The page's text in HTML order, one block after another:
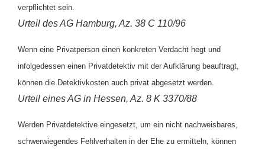
verpflichtet sein.
Urteil des AG Hamburg, Az. 38 C 110/96
Wenn eine Privatperson einen konkreten Verdacht hegt und
infolgedessen einen Privatdetektiv mit der Aufklärung beauftragt,
können die Detektivkosten auch privat abgesetzt werden.
Urteil eines AG in Hessen, Az. 8 K 3370/88
Werden Privatdetektive eingesetzt, um ein nicht nachweisbares,
schwerwiegendes Fehlverhalten in der Ehe zu ermitteln, können